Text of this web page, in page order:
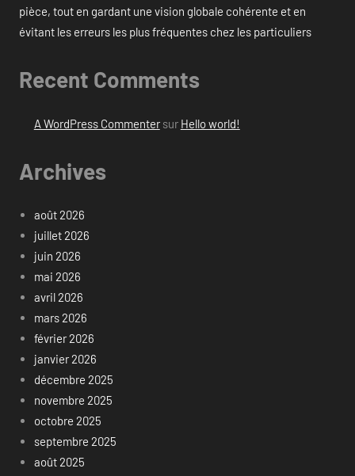
pièce, tout en gardant une vision globale cohérente et en
évitant les erreurs les plus fréquentes chez les particuliers
Recent Comments
A WordPress Commentersur Hello world!
Archives
août 2026
juillet 2026
juin 2026
mai 2026
avril 2026
mars 2026
février 2026
janvier 2026
décembre 2025
novembre 2025
octobre 2025
septembre 2025
août 2025